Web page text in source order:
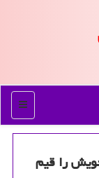
منو
را قیم